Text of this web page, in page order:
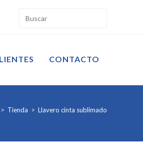
CONTACTO
> Tienda > Llavero cinta sublimado